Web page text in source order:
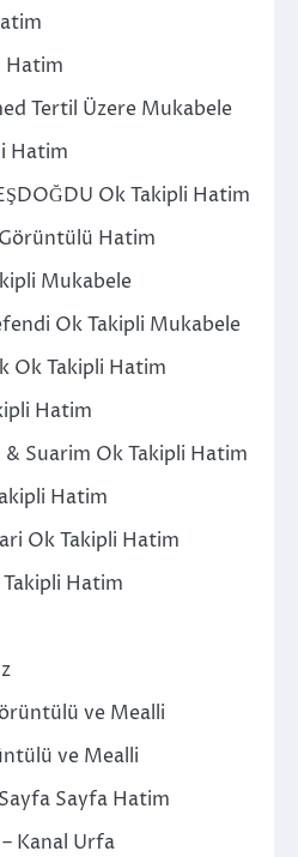
Hatim
Tertil Üzere Mukabele
Hatim
Ok Takipli Hatim
Hatim
Mukabele
Ok Takipli Mukabele
Ok Takipli Hatim
Hatim
& Suarim Ok Takipli Hatim
Hatim
Ok Takipli Hatim
Takipli Hatim
ve Mealli
ve Mealli
Sayfa Hatim
Kanal Urfa